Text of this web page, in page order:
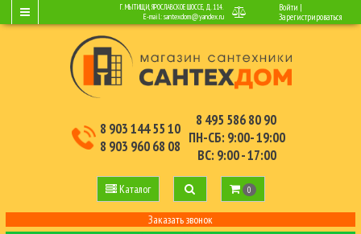
Г. МЫТИЩИ, ЯРОСЛАВСКОЕ ШОССЕ, Д.114.
E-mail:santexdom@yandex.ru
Войти |
Зарегистрироваться
8 903 144 55 10
8 903 960 68 08
8 495 586 80 90
ПН-СБ: 9:00- 19:00
ВС: 9:00 - 17:00
Каталог 0
Заказать звонок